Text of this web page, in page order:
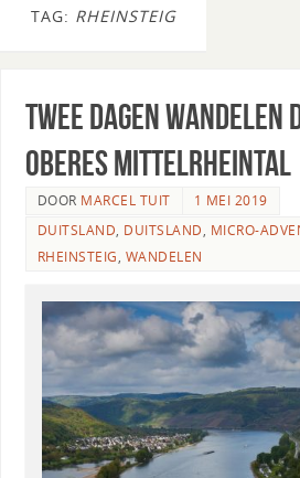
TAG: RHEINSTEIG
Twee dagen wandelen
Oberes Mittelrheintal
DOOR MARCEL TUIT
1 MEI 2019
DUITSLAND, DUITSLAND, MICRO-
RHEINSTEIG, WANDELEN